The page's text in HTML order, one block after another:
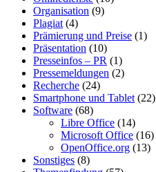
Organisation (9)
Plagiat (4)
Prämierung und Preise (1)
Präsentation (10)
Presseinfos – PR (1)
Pressemeldungen (2)
Recherche (24)
Smartphone und Tablet (22)
Software (68)
Libre Office (14)
Microsoft Office (16)
OpenOffice.org (13)
Sonstiges (8)